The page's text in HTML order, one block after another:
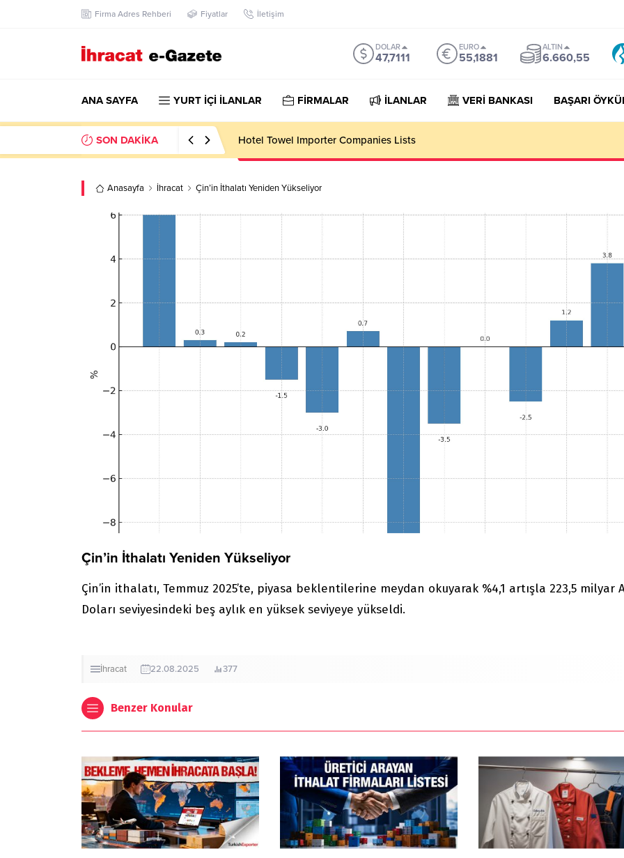
Firma Adres Rehberi Fiyatlar İletişim
DOLAR
47,7111
EURO
55,1881
ALTIN
6.660,55
ANA SAYFA YURT İÇİ İLANLAR FİRMALAR İLANLAR VERİ BANKASI BAŞARI
SON DAKİKA Hotel Towel Importer Companies Lists
Anasayfa İhracat Çin’in İthalatı Yeniden Yükseliyor
Çin’in İthalatı Yeniden Yükseliyor
Çin’in ithalatı, Temmuz 2025’te, piyasa beklentilerine meydan okuyarak %4,1 artışla 223,5 milyar
Doları seviyesindeki beş aylık en yüksek seviyeye yükseldi.
İhracat 22.08.2025 377
Benzer Konular